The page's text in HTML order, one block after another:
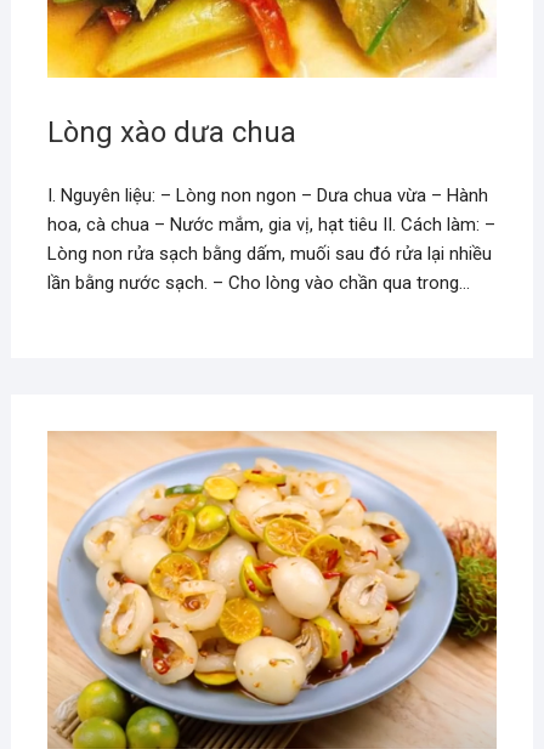
Lòng xào dưa chua
I. Nguyên liệu: – Lòng non ngon – Dưa chua vừa – Hành
hoa, cà chua – Nước mắm, gia vị, hạt tiêu II. Cách làm: –
Lòng non rửa sạch bằng dấm, muối sau đó rửa lại nhiều
lần bằng nước sạch. – Cho lòng vào chần qua trong…